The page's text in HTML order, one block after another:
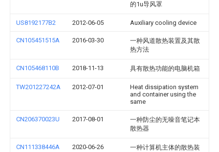
的1u导风罩
US8192177B2 2012-06-05 Auxiliary cooling device
CN105451515A 2016-03-30
一种风道散热装置及其散
热方法
CN105468110B 2018-11-13 具有散热功能的电脑机箱
TW201227242A 2012-07-01
Heat dissipation system
and container using the
same
CN206370023U 2017-08-01
一种防尘的无噪音笔记本
散热器
CN111338446A 2020-06-26
一种计算机主体的散热装